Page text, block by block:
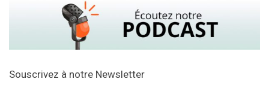
Souscrivez à notre Newsletter